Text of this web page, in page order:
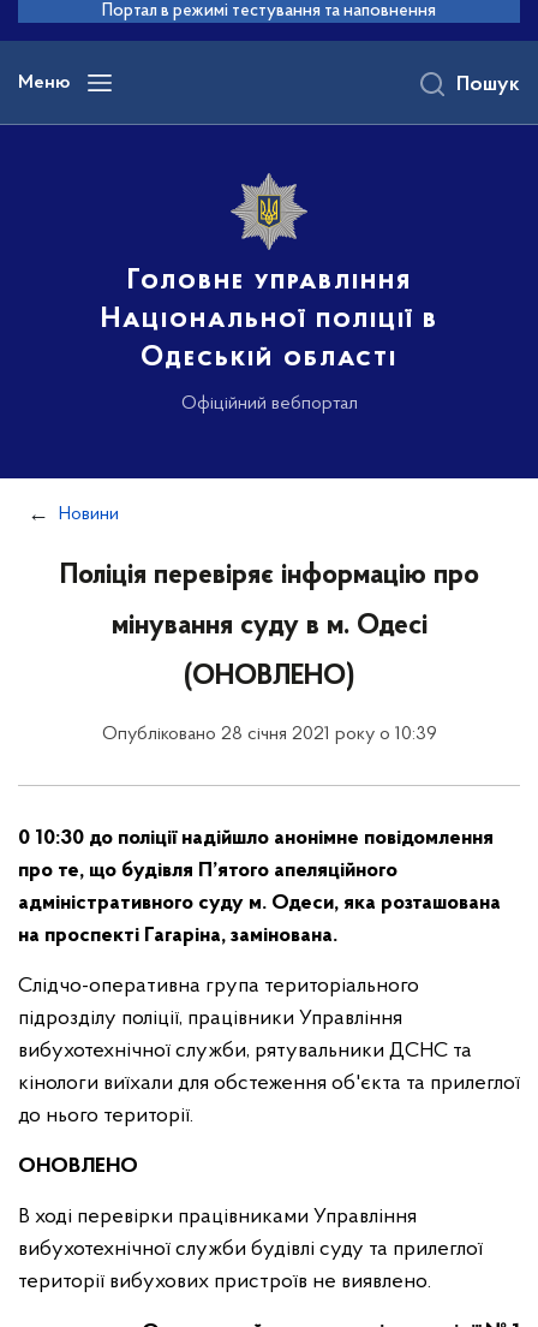
основного
вмісту
Портал в режимі тестування та наповнення
Меню
Головне управління
Національної поліції в
Одеській області
Офіційний вебпортал
Пошук
Новини
Поліція перевіряє інформацію про
мінування суду в м. Одесі
(ОНОВЛЕНО)
Опубліковано 28 січня 2021 року о 10:39
0 10:30 до поліції надійшло анонімне повідомлення
про те, що будівля П’ятого апеляційного
адміністративного суду м. Одеси, яка розташована
на проспекті Гагаріна, замінована.
Слідчо-оперативна група територіального
підрозділу поліції, працівники Управління
вибухотехнічної служби, рятувальники ДСНС та
кінологи виїхали для обстеження об'єкта та прилеглої
до нього території.
ОНОВЛЕНО
В ході перевірки працівниками Управління
вибухотехнічної служби будівлі суду та прилеглої
території вибухових пристроїв не виявлено.